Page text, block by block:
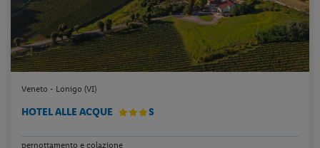
Veneto - Lonigo (VI)
HOTEL ALLE ACQUE S
pernottamento e colazione